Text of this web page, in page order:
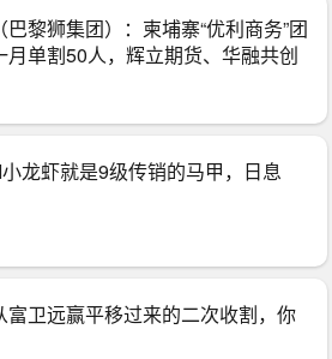
黎狮集团）：柬埔寨“优利商务”团
单割50人，辉立期货、华融共创
龙虾就是9级传销的马甲，日息
卫远赢平移过来的二次收割，你